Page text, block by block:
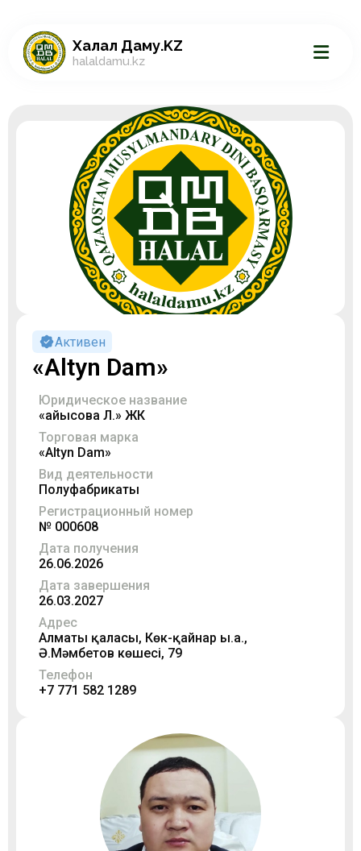
Халал Даму.KZ
halaldamu.kz
Активен
«Altyn Dam»
Юридическое название
«Қайысова Л.Қ» ЖК
Торговая марка
«Altyn Dam»
Вид деятельности
Полуфабрикаты
Регистрационный номер
№ 000608
Дата получения
26.06.2026
Дата завершения
26.03.2027
Адрес
Алматы қаласы, Көк-қайнар ы.а.,
Ә.Мәмбетов көшесі, 79
Телефон
+7 771 582 1289